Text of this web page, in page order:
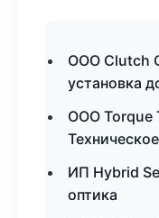
ООО Clutch
установка
ООО Torque
ИП Hybrid
оптика